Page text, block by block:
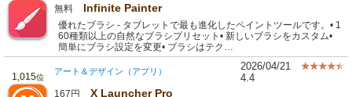
無料 Infinite Painter
優れたブラシ - タブレットで最も進化したペイントツールです。• 1
60種類以上の自然なブラシプリセット• 新しいブラシをカスタム•
簡単にブラシ設定を変更• ブラシはテク…
1,015位
アート＆デザイン（アプリ）
2026/04/21
4.4
167円 X Launcher Pro